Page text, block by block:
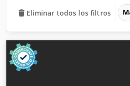
Eliminar todos los filtros